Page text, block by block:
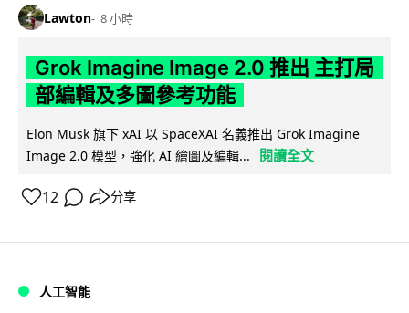
Lawton 8 小時
Grok Imagine Image 2.0 推出 主打局
部編輯及多圖參考功能
Elon Musk 旗下 xAI 以 SpaceXAI 名義推出 Grok Imagine
Image 2.0 模型，強化 AI 繪圖及編輯...
閱讀全文
12 分享
人工智能